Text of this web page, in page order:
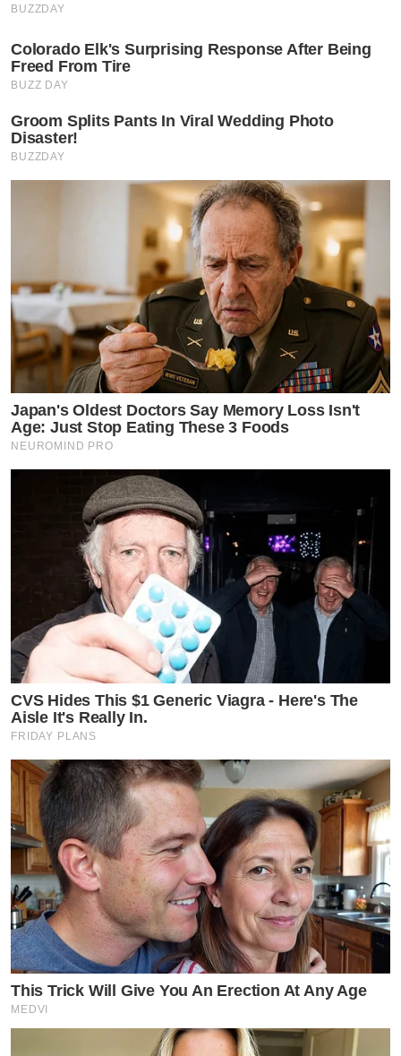
BUZZDAY
Colorado Elk's Surprising Response After Being
Freed From Tire
BUZZ DAY
Groom Splits Pants In Viral Wedding Photo
Disaster!
BUZZDAY
Japan's Oldest Doctors Say Memory Loss Isn't
Age: Just Stop Eating These 3 Foods
NEUROMIND PRO
CVS Hides This $1 Generic Viagra - Here's The
Aisle It's Really In.
FRIDAY PLANS
This Trick Will Give You An Erection At Any Age
MEDVI